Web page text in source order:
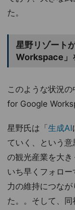
た。
星野リゾート
Workspace」
このような状況
for Google
星野氏は「 生成AI
ていく、という
の観光産業を大き
いち早くフォロ
力の維持につな
た。。そして、